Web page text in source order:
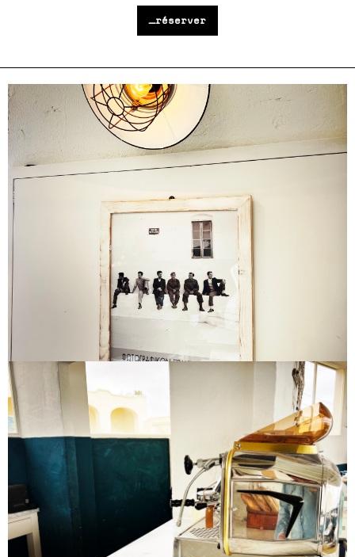
_réserver